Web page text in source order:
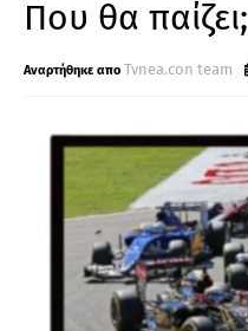
Που θα παίζει;
Tvnea.con team